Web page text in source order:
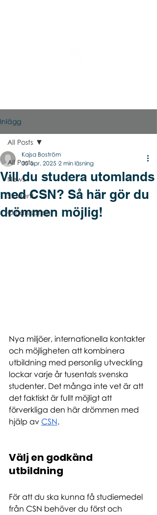
Inlägg
All Posts
News
Student
Organisation
All Posts
Vill du studera utomlands
med CSN? Så här gör du
drömmen möjlig!
Kajsa Boström
30 apr. 2025 2 min läsning
Nya miljöer, internationella kontakter
och möjligheten att kombinera
utbildning med personlig utveckling
lockar varje år tusentals svenska
studenter. Det många inte vet är att
det faktiskt är fullt möjligt att
förverkliga den här drömmen med
hjälp av CSN.
Välj en godkänd
utbildning
För att du ska kunna få studiemedel
från CSN behöver du först och